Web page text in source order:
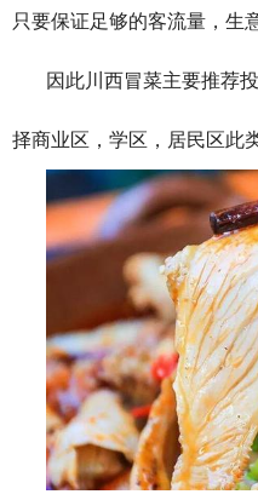
只要保证足够的客流量，生
因此川西冒菜主要推荐
择商业区，学区，居民区此